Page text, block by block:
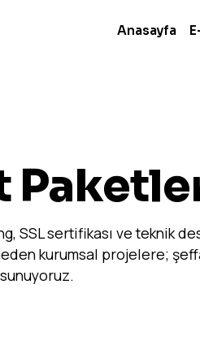
Anasayfa
SSL sertifikası ve teknik
kurumsal projelere;